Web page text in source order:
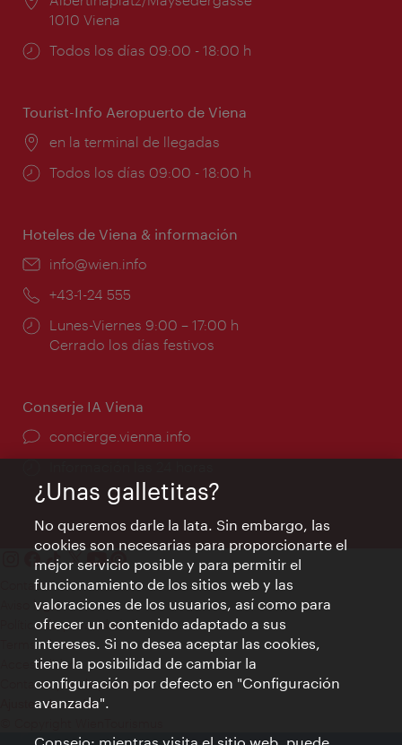
1010 Viena
Horarios
Todos los días 09:00 - 18:00 h
Tourist-Info Aeropuerto de Viena
Lugar:
en la terminal de llegadas
Horarios
Todos los días 09:00 - 18:00 h
Hoteles de Viena & información
e-
info@wien.info
Teléfono:
+43-1-24 555
Horarios
de
Lunes-Viernes 9:00 – 17:00 h
Cerrado los días festivos
Conserje IA Viena
concierge.vienna.info
Contacto
Aviso legal
Política de privacidad de datos
Terms of Use
Accesibilidad
Contacto para la prensa
Ajustes de cookie
¿Unas galletitas?
No queremos darle la lata. Sin embargo, las
cookies son necesarias para proporcionarte el
mejor servicio posible y para permitir el
funcionamiento de los sitios web y las
valoraciones de los usuarios, así como para
ofrecer un contenido adaptado a sus
intereses. Si no desea aceptar las cookies,
tiene la posibilidad de cambiar la
configuración por defecto en "Configuración
avanzada".